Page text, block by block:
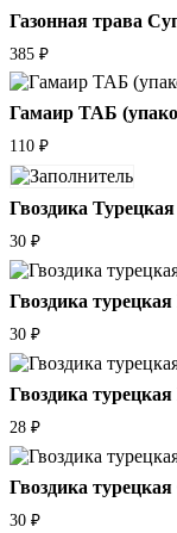
Газонная трава
385 ₽
Гамаир ТАБ
110 ₽
Гвоздика
30 ₽
Гвоздика
30 ₽
Гвоздика турецкая
28 ₽
Гвоздика
30 ₽